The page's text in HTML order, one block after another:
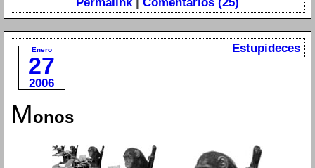
Enero
27
2006
Estupideces
Monos